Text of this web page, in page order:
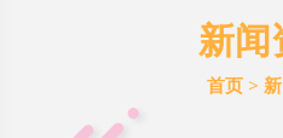
新闻
首页>